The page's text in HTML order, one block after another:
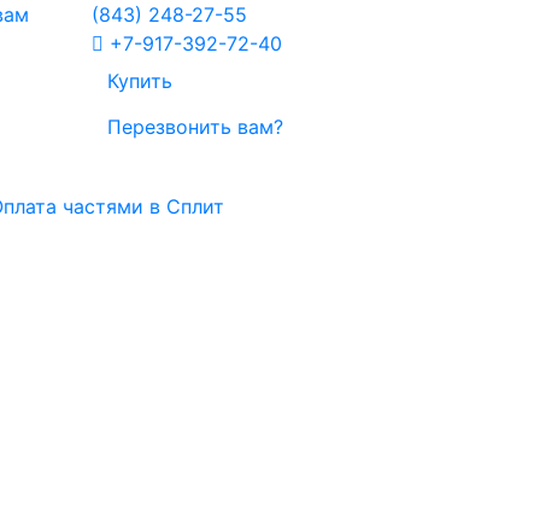
(843) 248-27-55
+7-917-392-72-40
Купить
Перезвонить вам?
частями в Сплит